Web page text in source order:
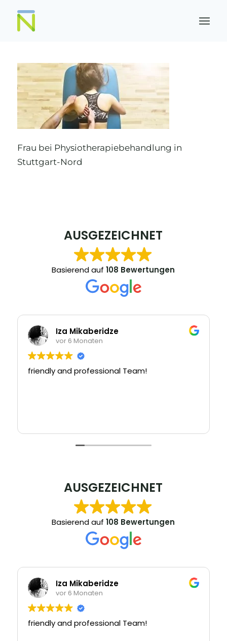
Frau bei Physiotherapiebehandlung in
Stuttgart-Nord
AUSGEZEICHNET
Basierend auf108 Bewertungen
Iza Mikaberidze
vor 6 Monaten
friendly and professional Team!
AUSGEZEICHNET
Basierend auf108 Bewertungen
Iza Mikaberidze
vor 6 Monaten
friendly and professional Team!